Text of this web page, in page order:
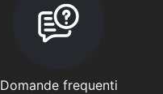
Domande frequenti